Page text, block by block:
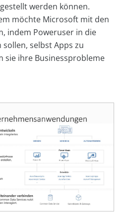
werden können.
möchte Microsoft mit den
indem Poweruser in die
selbst Apps zu
sie ihre Businessprobleme